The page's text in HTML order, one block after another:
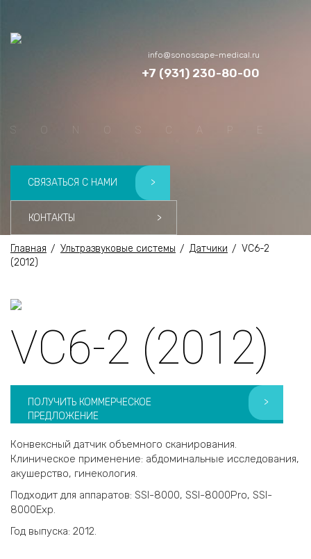
info@sonoscape-medical.ru
+7 (931) 230-80-00
SONOSCAPE
СВЯЗАТЬСЯ С НАМИ >
КОНТАКТЫ >
Главная Ультразвуковые системы Датчики
VC6-2
(2012)
VC6-2 (2012)
ПОЛУЧИТЬ КОММЕРЧЕСКОЕ
ПРЕДЛОЖЕНИЕ
>
Конвексный датчик объемного сканирования.
Клиническое применение: абдоминальные исследования,
акушерство, гинекология.
Подходит для аппаратов: SSI-8000, SSI-8000Pro, SSI-
8000Exp.
Год выпуска: 2012.